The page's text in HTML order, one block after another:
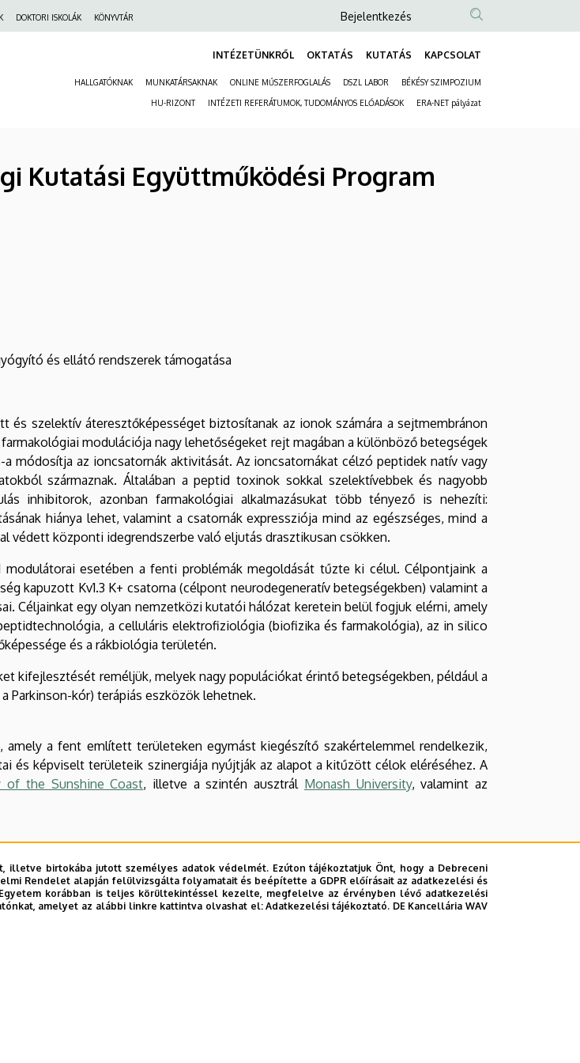
DOKTORI ISKOLÁK KÖNYVTÁR
Anonim
fiók
menüje
Bejelentkezés
INTÉZETÜNKRŐL OKTATÁS KUTATÁS KAPCSOLAT
HALLGATÓKNAK MUNKATÁRSAKNAK ONLINE MŰSZERFOGLALÁS DSZL LABOR BÉKÉSY SZIMPOZIUM
HU-RIZONT INTÉZETI REFERÁTUMOK, TUDOMÁNYOS ELŐADÁSOK ERA-NET pályázat
Kutatási Együttműködési Program
és ellátó rendszerek támogatása
és szelektív áteresztőképességet biztosítanak az ionok számára a sejtmembránon
modulációja nagy lehetőségeket rejt magában a különböző betegségek
módosítja az ioncsatornák aktivitását. Az ioncsatornákat célzó peptidek natív vagy
származnak. Általában a peptid toxinok sokkal szelektívebbek és nagyobb
inhibitorok, azonban farmakológiai alkalmazásukat több tényező is nehezíti:
hiánya lehet, valamint a csatornák expressziója mind az egészséges, mind a
védett központi idegrendszerbe való eljutás drasztikusan csökken.
esetében a fenti problémák megoldását tűzte ki célul. Célpontjaink a
kapuzott Kv1.3 K+ csatorna (célpont neurodegeneratív betegségekben) valamint a
Céljainkat egy olyan nemzetközi kutatói hálózat keretein belül fogjuk elérni, amely
a celluláris elektrofiziológia (biofizika és farmakológia), az in silico
és a rákbiológia területén.
kifejlesztését reméljük, melyek nagy populációkat érintő betegségekben, például a
Parkinson-kór) terápiás eszközök lehetnek.
a fent említett területeken egymást kiegészítő szakértelemmel rendelkezik,
és képviselt területeik szinergiája nyújtják az alapot a kitűzött célok eléréséhez. A
of the Sunshine Coast, illetve a szintén ausztrál Monash University, valamint az
kérhető. Elérhetősége: panyi@med.unideb.hu
illetve birtokába jutott személyes adatok védelmét. Ezúton tájékoztatjuk Önt, hogy a Debreceni
Rendelet alapján felülvizsgálta folyamatait és beépítette a GDPR előírásait az adatkezelési és
korábban is teljes körültekintéssel kezelte, megfelelve az érvényben lévő adatkezelési
amelyet az alábbi linkre kattintva olvashat el:Adatkezelési tájékoztató. DE Kancellária WAV